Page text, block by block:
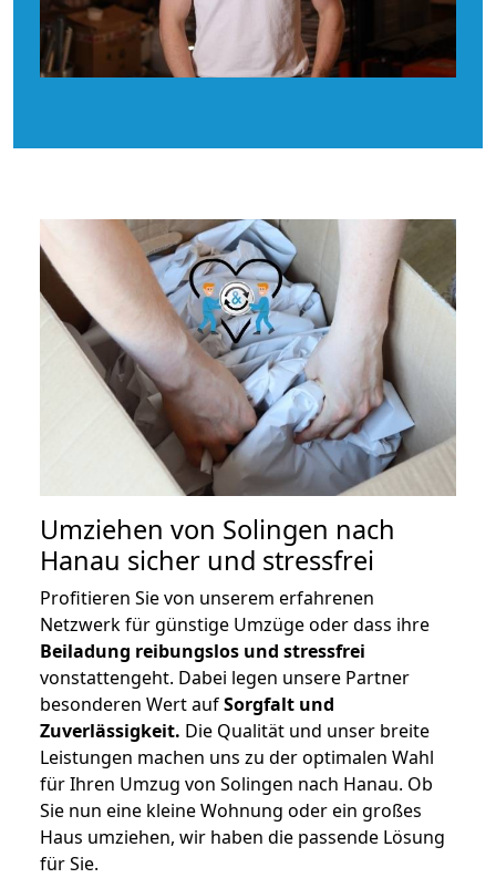
Umziehen von Solingen nach
Hanau sicher und stressfrei
Profitieren Sie von unserem erfahrenen
Netzwerk für günstige Umzüge oder dass ihre
Beiladung reibungslos und stressfrei
vonstattengeht. Dabei legen unsere Partner
besonderen Wert aufSorgfalt und
Zuverlässigkeit. Die Qualität und unser breite
Leistungen machen uns zu der optimalen Wahl
für Ihren Umzug von Solingen nach Hanau. Ob
Sie nun eine kleine Wohnung oder ein großes
Haus umziehen, wir haben die passende Lösung
für Sie.